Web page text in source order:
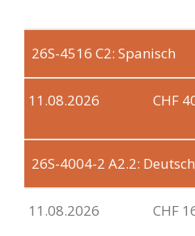
26S-4516 C2: Spanisch
11.08.2026 CHF
26S-4004-2 A2.2:
11.08.2026 CHF